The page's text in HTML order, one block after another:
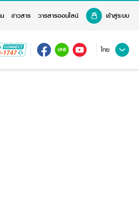
ข่าวสาร วารสารออนไลน์ เข้าสู่ระบบ
ไทย